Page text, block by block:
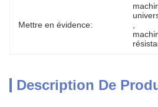
Mettre en évidence:
Description De